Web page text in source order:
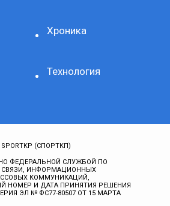
Хроника
Технология
(СПОРТКП)
ФЕДЕРАЛЬНОЙ СЛУЖБОЙ ПО
СВЯЗИ, ИНФОРМАЦИОННЫХ
КОММУНИКАЦИЙ,
НОМЕР И ДАТА ПРИНЯТИЯ РЕШЕНИЯ
ЭЛ № ФС77-80507 ОТ 15 МАРТА